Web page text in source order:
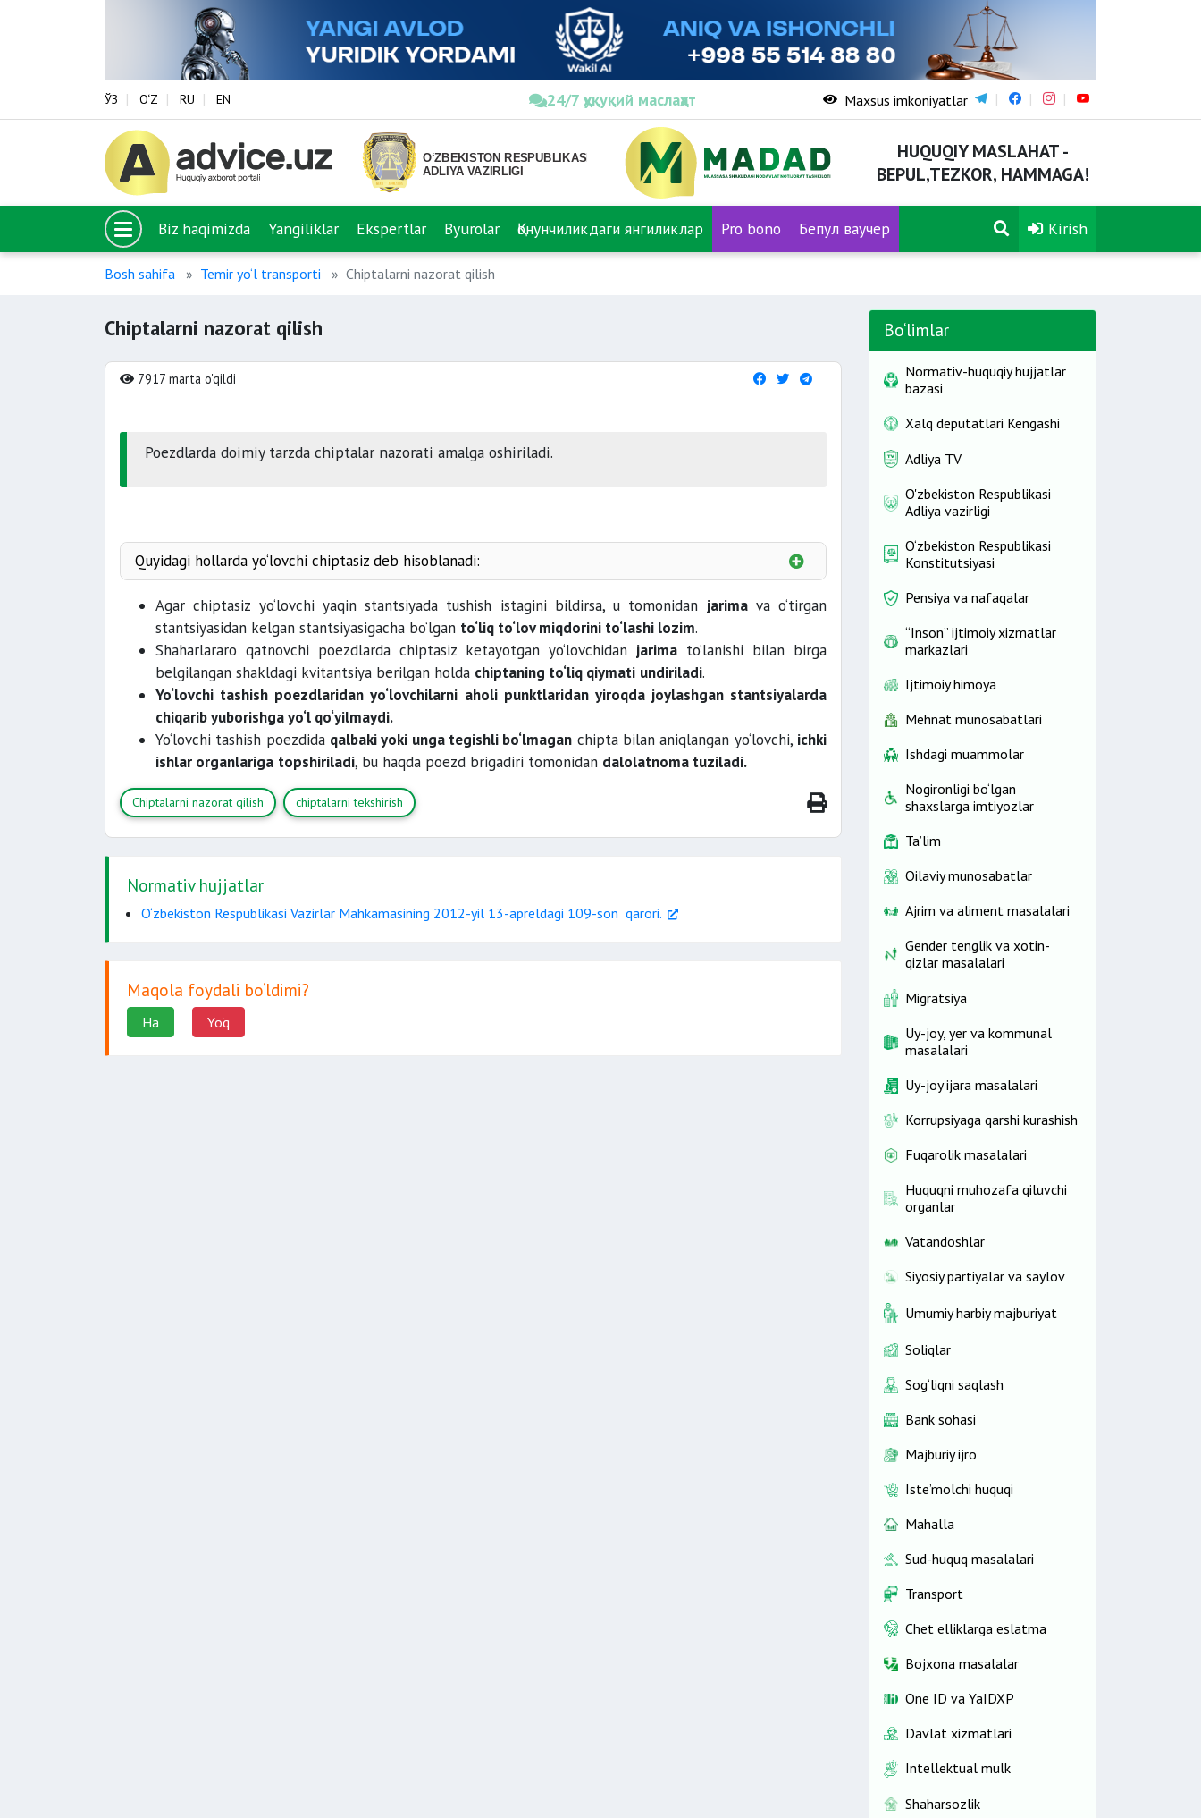
ЎЗ O‘Z RU EN 24/7 ҳуқуқий маслаҳат Maxsus imkoniyatlar
HUQUQIY MASLAHAT -
BEPUL,TEZKOR, HAMMAGA!
Biz haqimizda Yangiliklar Ekspertlar Byurolar Қонунчиликдаги янгиликлар Pro bono Бепул ваучер Kirish
Bosh sahifa Temir yo‘l transporti Chiptalarni nazorat qilish
Chiptalarni nazorat qilish
7917 marta o'qildi
Poezdlarda doimiy tarzda chiptalar nazorati amalga oshiriladi.
Quyidagi hollarda yo‘lovchi chiptasiz deb hisoblanadi:
ma’lumotlar
mos kelmasa
o‘zgartirishlar
tegishli hujjatlarning yo‘qligi.
Agar chiptasiz yo‘lovchi yaqin stantsiyada tushish istagini bildirsa, u tomonidan jarimava o‘tirgan
stantsiyasidan kelgan stantsiyasigacha bo‘lgan to‘liq to‘lov miqdorini to‘lashi lozim.
Shaharlararo qatnovchi poezdlarda chiptasiz ketayotgan yo‘lovchidan jarima to‘lanishi bilan birga
belgilangan shakldagi kvitantsiya berilgan holda chiptaning to‘liq qiymati undiriladi.
Yo‘lovchi tashish poezdlaridan yo‘lovchilarni aholi punktlaridan yiroqda joylashgan stantsiyalarda
chiqarib yuborishga yo‘l qo‘yilmaydi.
Yo‘lovchi tashish poezdida qalbaki yoki unga tegishli bo‘lmagan chipta bilan aniqlangan yo‘lovchi, ichki
ishlar organlariga topshiriladi, bu haqda poezd brigadiri tomonidan dalolatnoma tuziladi.
Chiptalarni nazorat qilish chiptalarni tekshirish
Normativ hujjatlar
O‘zbekiston Respublikasi Vazirlar Mahkamasining 2012-yil 13-apreldagi 109-son qarori.
Maqola foydali bo‘ldimi?
Ha Yo'q
Bo‘limlar
Normativ-huquqiy hujjatlar
bazasi
Xalq deputatlari Kengashi
Adliya TV
O'zbekiston Respublikasi
Adliya vazirligi
O‘zbekiston Respublikasi
Konstitutsiyasi
Pensiya va nafaqalar
“Inson” ijtimoiy xizmatlar
markazlari
Ijtimoiy himoya
Mehnat munosabatlari
Ishdagi muammolar
Nogironligi bo‘lgan
shaxslarga imtiyozlar
Ta’lim
Oilaviy munosabatlar
Ajrim va aliment masalalari
Gender tenglik va xotin-
qizlar masalalari
Migratsiya
Uy-joy, yer va kommunal
masalalari
Uy-joy ijara masalalari
Korrupsiyaga qarshi kurashish
Fuqarolik masalalari
Huquqni muhozafa qiluvchi
organlar
Vatandoshlar
Siyosiy partiyalar va saylov
Umumiy harbiy majburiyat
Soliqlar
Sog‘liqni saqlash
Bank sohasi
Majburiy ijro
Iste’molchi huquqi
Mahalla
Sud-huquq masalalari
Transport
Chet elliklarga eslatma
Bojxona masalalar
One ID vа YaIDXP
Davlat xizmatlari
Intellektual mulk
Shaharsozlik